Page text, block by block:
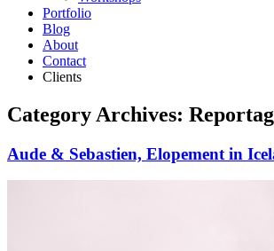
Portfolio
Blog
About
Contact
Clients
Category Archives:
Aude & Sebastien, Elopement in